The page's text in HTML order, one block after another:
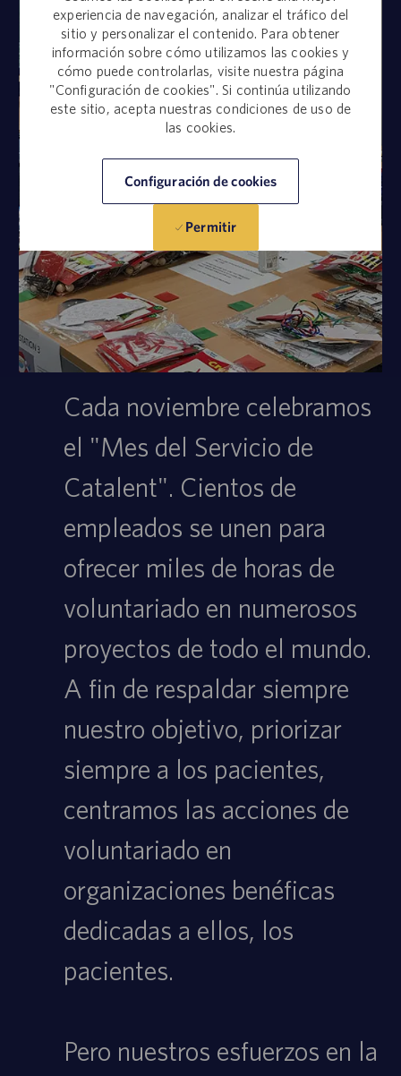
experiencia de navegación, analizar el tráfico del
sitio y personalizar el contenido. Para obtener
información sobre cómo utilizamos las cookies y
cómo puede controlarlas, visite nuestra página
"Configuración de cookies". Si continúa utilizando
este sitio, acepta nuestras condiciones de uso de
las cookies.
Configuración de cookies
Permitir
Cada noviembre celebramos
el "Mes del Servicio de
Catalent". Cientos de
empleados se unen para
ofrecer miles de horas de
voluntariado en numerosos
proyectos de todo el mundo.
A fin de respaldar siempre
nuestro objetivo, priorizar
siempre a los pacientes,
centramos las acciones de
voluntariado en
organizaciones benéficas
dedicadas a ellos, los
pacientes.
Pero nuestros esfuerzos en la